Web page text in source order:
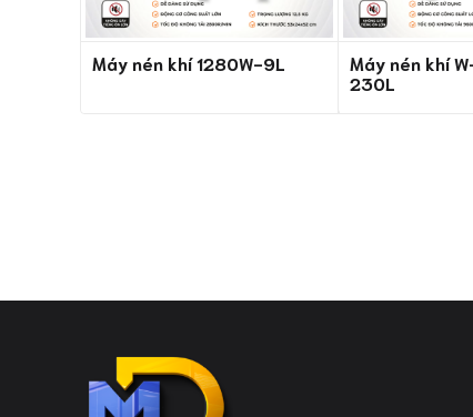
Máy nén khí 1280W-9L
Máy nén khí
230L